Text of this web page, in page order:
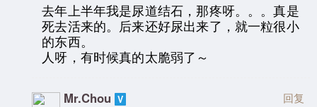
去年上半年我是尿道结石，那疼呀。。。真是
死去活来的。后来还好尿出来了，就一粒很小
的东西。
人呀，有时候真的太脆弱了～
Mr.Chou 回复